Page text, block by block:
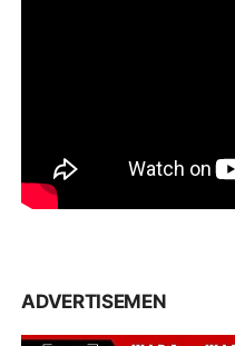
ADVERTISEMEN